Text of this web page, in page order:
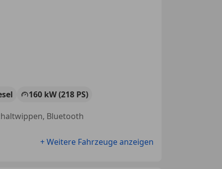
160 kW (218 PS)
Bluetooth
+ Weitere Fahrzeuge anzeigen